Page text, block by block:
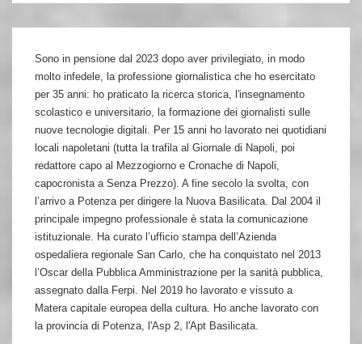
Sono in pensione dal 2023 dopo aver privilegiato, in modo
molto infedele, la professione giornalistica che ho esercitato
per 35 anni: ho praticato la ricerca storica, l'insegnamento
scolastico e universitario, la formazione dei giornalisti sulle
nuove tecnologie digitali. Per 15 anni ho lavorato nei quotidiani
locali napoletani (tutta la trafila al Giornale di Napoli, poi
redattore capo al Mezzogiorno e Cronache di Napoli,
capocronista a Senza Prezzo). A fine secolo la svolta, con
l’arrivo a Potenza per dirigere la Nuova Basilicata. Dal 2004 il
principale impegno professionale è stata la comunicazione
istituzionale. Ha curato l’ufficio stampa dell’Azienda
ospedaliera regionale San Carlo, che ha conquistato nel 2013
l’Oscar della Pubblica Amministrazione per la sanità pubblica,
assegnato dalla Ferpi. Nel 2019 ho lavorato e vissuto a
Matera capitale europea della cultura. Ho anche lavorato con
la provincia di Potenza, l'Asp 2, l'Apt Basilicata.